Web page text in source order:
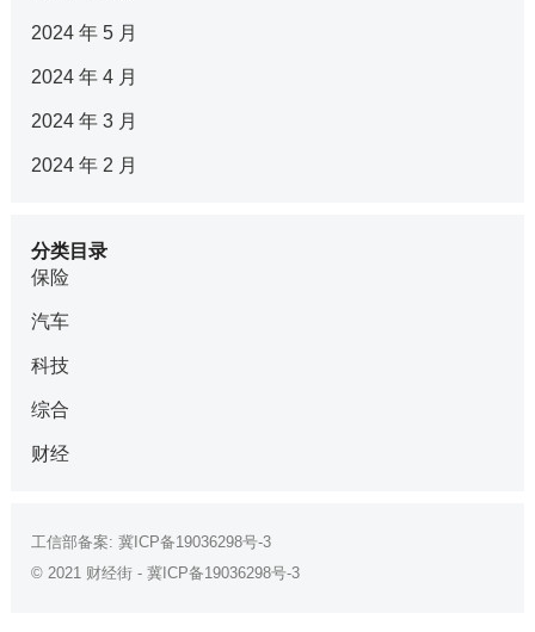
2024 年 5 月
2024 年 4 月
2024 年 3 月
2024 年 2 月
分类目录
保险
汽车
科技
综合
财经
工信部备案: 冀ICP备19036298号-3
© 2021 财经街- 冀ICP备19036298号-3